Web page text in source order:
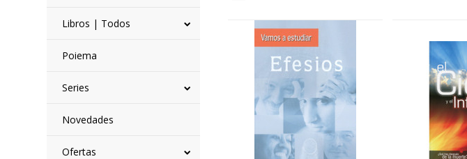
Libros | Todos
Poiema
Series
Novedades
Ofertas
»